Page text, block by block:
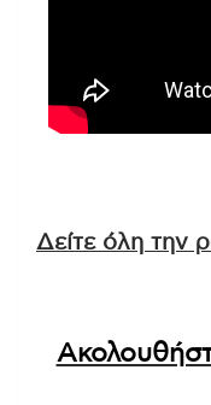
Δείτε όλη την